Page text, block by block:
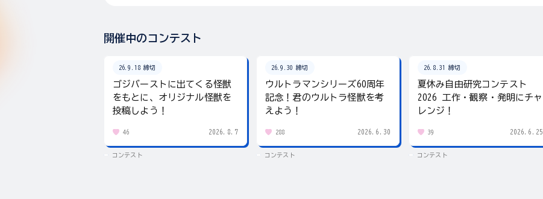
開催中のコンテスト
26.9.18 締切
ゴジバーストに出てくる怪獣
をもとに、オリジナル怪獣を
投稿しよう！
46 2026.8.7
コンテスト
26.9.30 締切
ウルトラマンシリーズ60周年
記念！君のウルトラ怪獣を考
えよう！
288 2026.6.30
コンテスト
26.8.31 締切
夏休み自由研究コンテスト
2026 工作・観察・発明にチャ
レンジ！
39 2026.6.25
コンテスト